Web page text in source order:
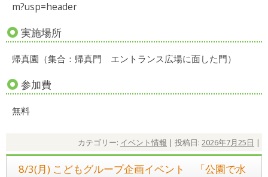
m?usp=header
実施場所
帰真園（集合：帰真門 エントランス広場に面した門）
参加費
無料
カテゴリー: イベント情報 | 投稿日: 2026年7月25日 |
8/3(月) こどもグループ企画イベント 「公園で水